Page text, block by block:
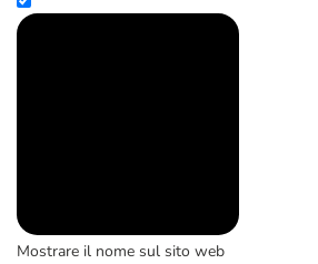
Mostrare il nome sul sito web